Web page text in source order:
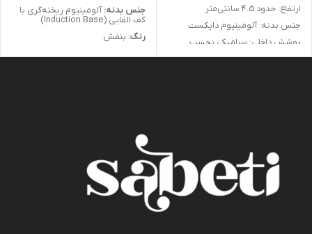
ارتفاع: حدود 4.5 سانتی‌متر
جنس بدنه: آلومینیوم دایکست
پوشش داخلی: سرامیکی نچسب
مناسب برای انواع اجاق‌ها (از جمله
کم‌روغن را فراهم می‌کند. پخش حرارت
یکنواخت، دسته نسوز، و قابلیت
استفاده روی همه نوع اجاق از جمله
ویژگی‌های کاربردی این تابه است.
جنس بدنه:آلومینیوم ریخته‌گری با
کف القایی (Induction Base)
رنگ: بنفش
گزینه‌ای مناسب برای آشپزی حرفه‌ای
است. این تابه با پوشش داخلی ضد
خش و کف القایی، پختی یکنواخت و
بدون چسبندگی را ارائه می‌دهد.